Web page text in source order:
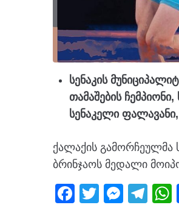
სენაკის
თამაშების
სენაკელი ფალავანი,
ქალაქის გამორჩეულმა
ბრინჯაოს მედალი
F
T
M
T